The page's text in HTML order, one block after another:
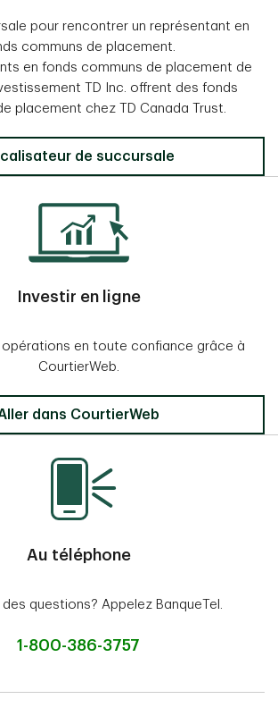
pour rencontrer un représentant en
communs de placement.
en fonds communs de placement de
TD Inc. offrent des fonds
placement chez TD Canada Trust.
de succursale
Investir en ligne
opérations en toute confiance grâce à
CourtierWeb.
dans CourtierWeb
Au téléphone
questions? Appelez BanqueTel.
1-800-386-3757